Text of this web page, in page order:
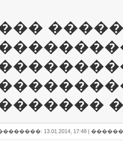
13.01.2014, 17:48 |